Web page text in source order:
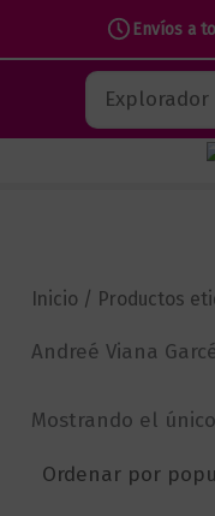
Envíos a
contenido
Buscar
Inicio / Productos
Andreé Viana
Mostrando el